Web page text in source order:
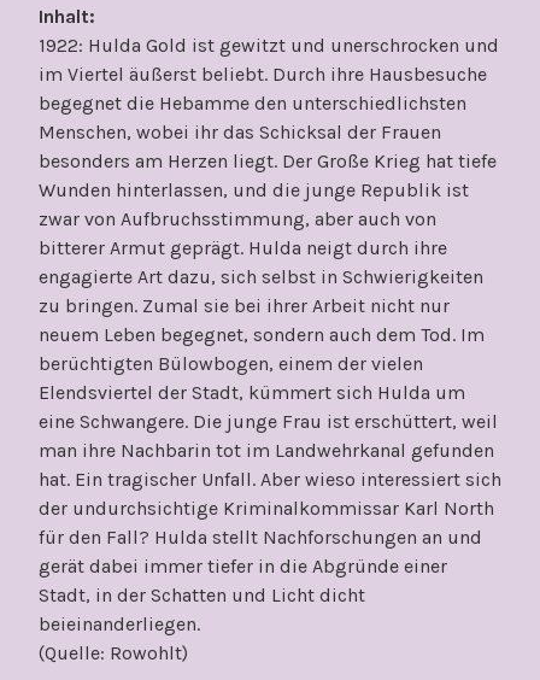
Inhalt:
1922: Hulda Gold ist gewitzt und unerschrocken und
im Viertel äußerst beliebt. Durch ihre Hausbesuche
begegnet die Hebamme den unterschiedlichsten
Menschen, wobei ihr das Schicksal der Frauen
besonders am Herzen liegt. Der Große Krieg hat tiefe
Wunden hinterlassen, und die junge Republik ist
zwar von Aufbruchsstimmung, aber auch von
bitterer Armut geprägt. Hulda neigt durch ihre
engagierte Art dazu, sich selbst in Schwierigkeiten
zu bringen. Zumal sie bei ihrer Arbeit nicht nur
neuem Leben begegnet, sondern auch dem Tod. Im
berüchtigten Bülowbogen, einem der vielen
Elendsviertel der Stadt, kümmert sich Hulda um
eine Schwangere. Die junge Frau ist erschüttert, weil
man ihre Nachbarin tot im Landwehrkanal gefunden
hat. Ein tragischer Unfall. Aber wieso interessiert sich
der undurchsichtige Kriminalkommissar Karl North
für den Fall? Hulda stellt Nachforschungen an und
gerät dabei immer tiefer in die Abgründe einer
Stadt, in der Schatten und Licht dicht
beieinanderliegen.
(Quelle: Rowohlt)